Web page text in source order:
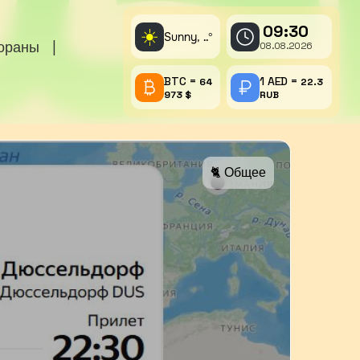
☀️ Sunny, ..° 09:30
08.08.2026
BTC = 64
973 $
1 AED = 22.3
RUB
🐈 Общее